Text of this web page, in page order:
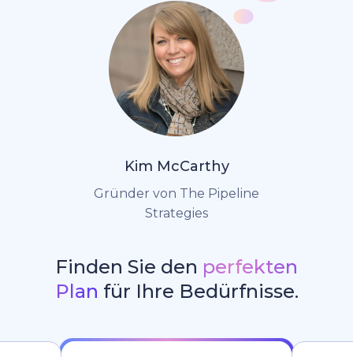
Kim McCarthy
Gründer von The Pipeline
Strategies
Finden Sie den perfekten
Plan für Ihre Bedürfnisse.